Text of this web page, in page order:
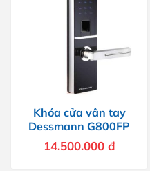
Khóa cửa vân tay
Dessmann G800FP
14.500.000 đ